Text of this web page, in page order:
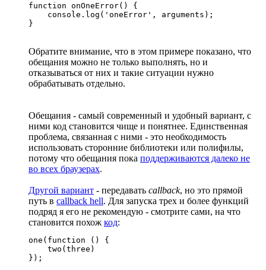
function onOneError() {
    console.log('oneError', arguments);
}
Обратите внимание, что в этом примере показано, что
обещания можно не только выполнять, но и
отказываться от них и такие ситуации нужно
обрабатывать отдельно.
Обещания - самый современный и удобный вариант, с
ними код становится чище и понятнее. Единственная
проблема, связанная с ними - это необходимость
использовать сторонние библиотеки или полифилы,
потому что обещания пока поддерживаются далеко не
во всех браузерах.
Другой вариант - передавать callback, но это прямой
путь в callback hell. Для запуска трех и более функций
подряд я его не рекомендую - смотрите сами, на что
становится похож код:
one(function () {
    two(three)
});